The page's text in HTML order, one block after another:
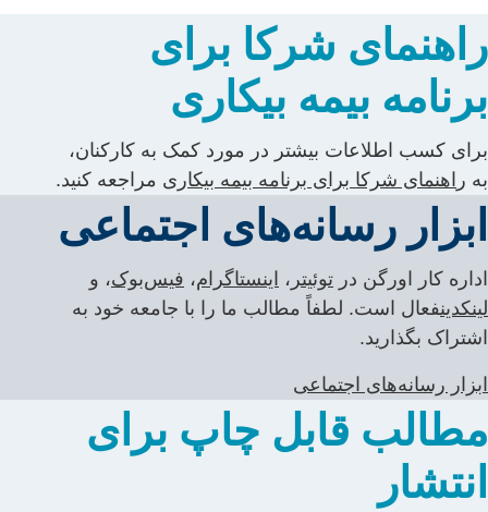
راهنمای شرکا برای
برنامه بیمه بیکاری
برای کسب اطلاعات بیشتر در مورد کمک به کارکنان،
به ر اهنمای شرکا برای برنامه بیمه بیکاری مراجعه کنید.
ابزار رسانه‌های اجتماعی
اداره کار اورگن در توئیتر ، اینستاگرام، فیس‌بوک، و
لینکدینفعال است. لطفاً مطالب ما را با جامعه خود به
اشتراک بگذارید.
ابزار رسانه‌های اجتماعی
مطالب قابل چاپ برای
انتشار